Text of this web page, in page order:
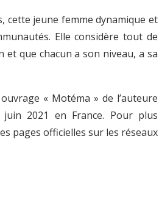
cette jeune femme dynamique et
Elle considère tout de
et que chacun a son niveau, a sa
« Motéma » de l’auteure
2021 en France. Pour plus
pages officielles sur les réseaux